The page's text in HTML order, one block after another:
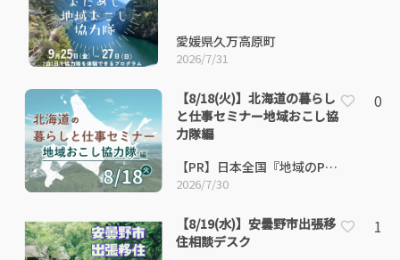
愛媛県久万高原町
2026/7/31
【8/18(火)】北海道の暮らし
と仕事セミナー地域おこし協
力隊編
【PR】日本全国『地域のP
R』
2026/7/30
0
【8/19(水)】安曇野市出張移
住相談デスク
1